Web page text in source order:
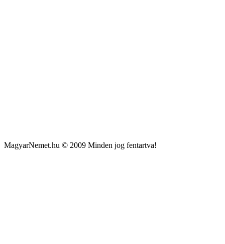
MagyarNemet.hu © 2009 Minden jog fentartva!